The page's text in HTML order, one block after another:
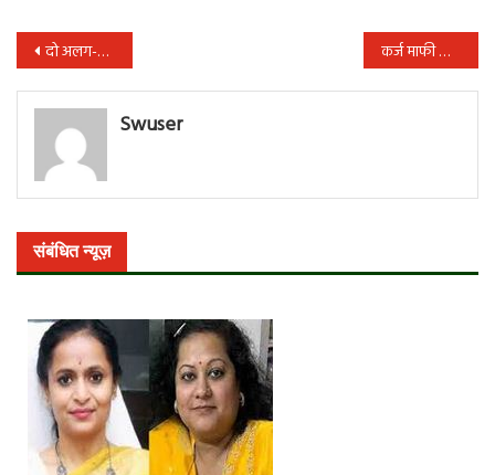
पोस्ट
नेविगेशन
दो अलग-अलग सड़क हादसों में 8 लोगों की दर्दनाक मौत कर्ज माफी का वादा पूरा करने के बजाय प्रदेश सरकार महिला स्व-सहायता समूहों को ज्यादा कर्ज लेने के लिए प्रेरित कर रही : भाजपा
Swuser
संबंधित न्यूज़